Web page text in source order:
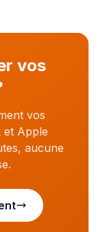
vos
vos
et Apple
aucune